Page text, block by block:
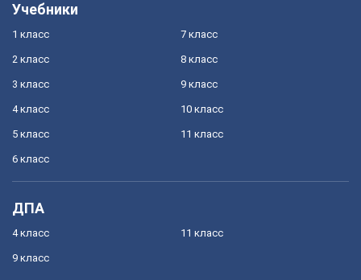
Учебники
1 класс
2 класс
3 класс
4 класс
5 класс
6 класс
7 класс
8 класс
9 класс
10 класс
11 класс
ДПА
4 класс
9 класс
11 класс